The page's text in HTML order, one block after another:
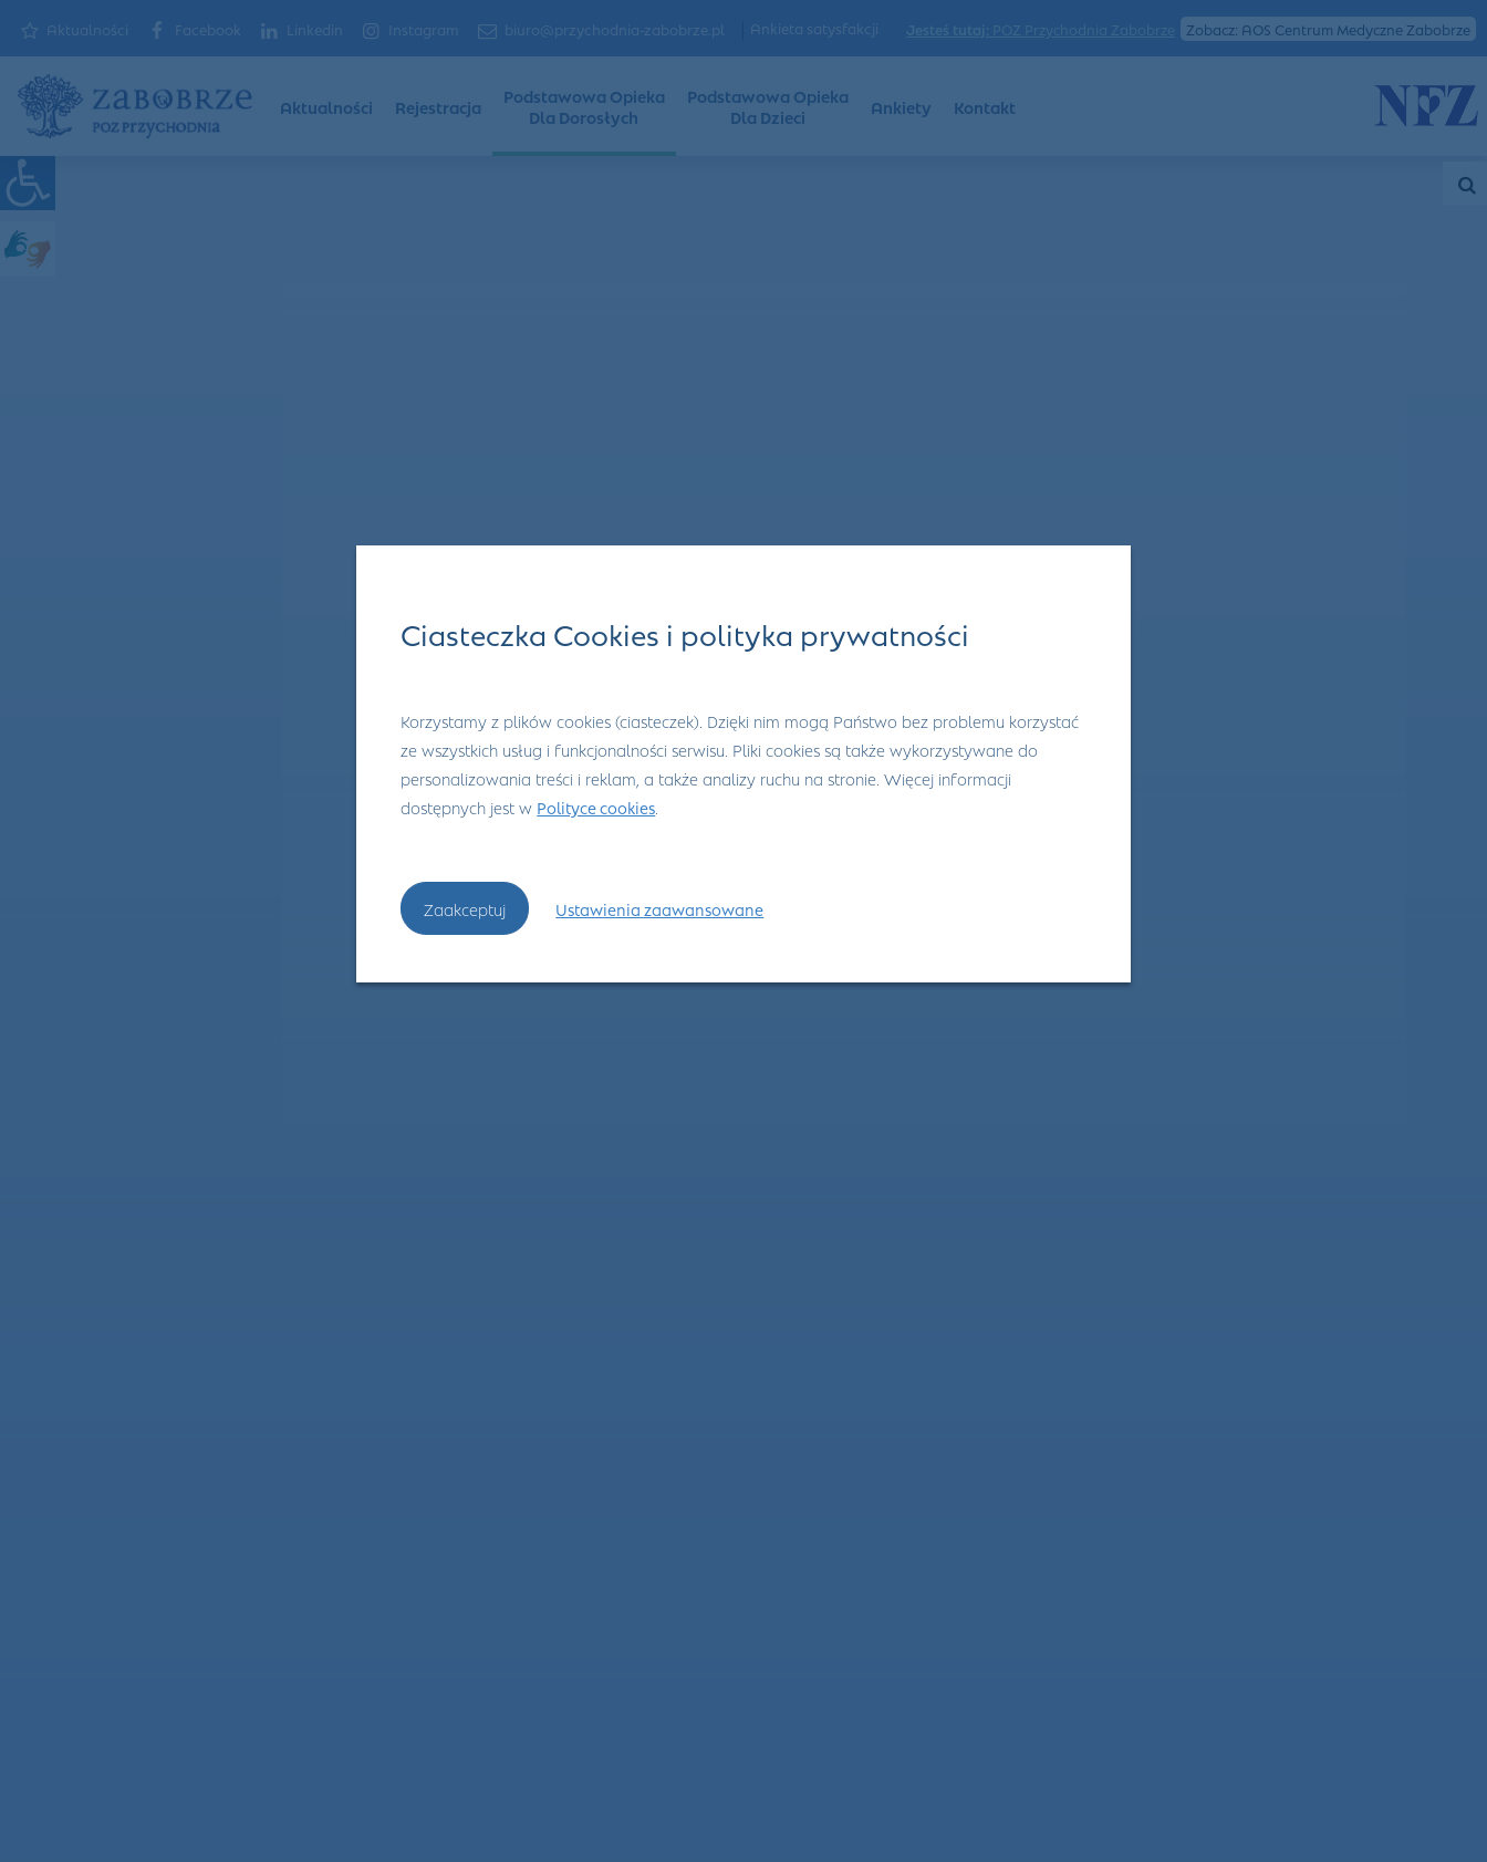
Aktualności Facebook Linkedin Instagram biuro@przychodnia-zabobrze.pl Ankieta satysfakcji Zobacz: AOS Centrum Medyczne Zabobrze
Aktualności Rejestracja
Podstawowa Opieka
Dla Dorosłych
Podstawowa Opieka
Dla Dzieci
Ankiety Kontakt
Ciasteczka Cookies i polityka prywatności
Korzystamy z plików cookies (ciasteczek). Dzięki nim mogą Państwo bez problemu korzystać
ze wszystkich usług i funkcjonalności serwisu. Pliki cookies są także wykorzystywane do
personalizowania treści i reklam, a także analizy ruchu na stronie. Więcej informacji
dostępnych jest w Polityce cookies
Zaakceptuj Ustawienia zaawansowane